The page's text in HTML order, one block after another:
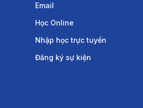
Email
Học Online
Nhập học trực tuyến
Đăng ký sự kiện